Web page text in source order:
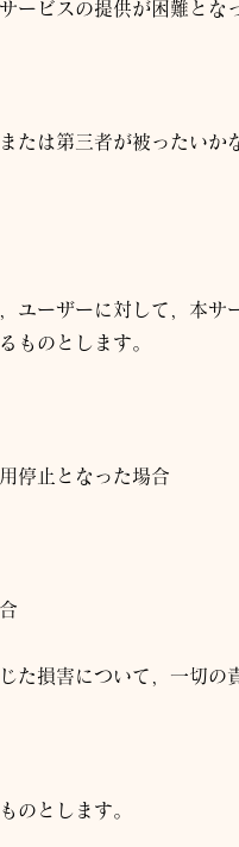
ービスの提供が困難とな
たは第三者が被ったいか
ユーザーに対して，本サ
ものとします。
停止となった場合
た損害について，一切の
のとします。